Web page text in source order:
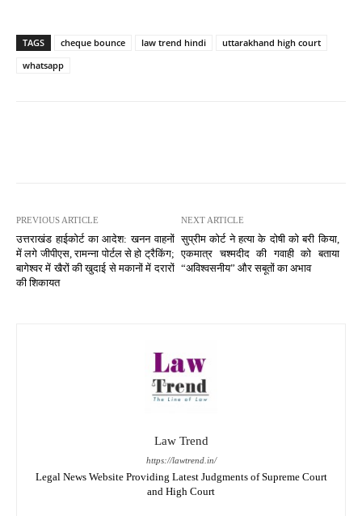
TAGS cheque bounce law trend hindi
uttarakhand high court
whatsapp
PREVIOUS ARTICLE
उत्तराखंड हाईकोर्ट का आदेश: खनन वाहनों
में लगे जीपीएस, रामन्ना पोर्टल से हो ट्रैकिंग;
बागेश्वर में खैरों की खुदाई से मकानों में दरारों
की शिकायत
NEXT ARTICLE
सुप्रीम कोर्ट ने हत्या के दोषी को बरी किया,
एकमात्र चश्मदीद की गवाही को बताया
“अविश्वसनीय” और सबूतों का अभाव
Law Trend
https://lawtrend.in/
Legal News Website Providing Latest Judgments of Supreme Court
and High Court